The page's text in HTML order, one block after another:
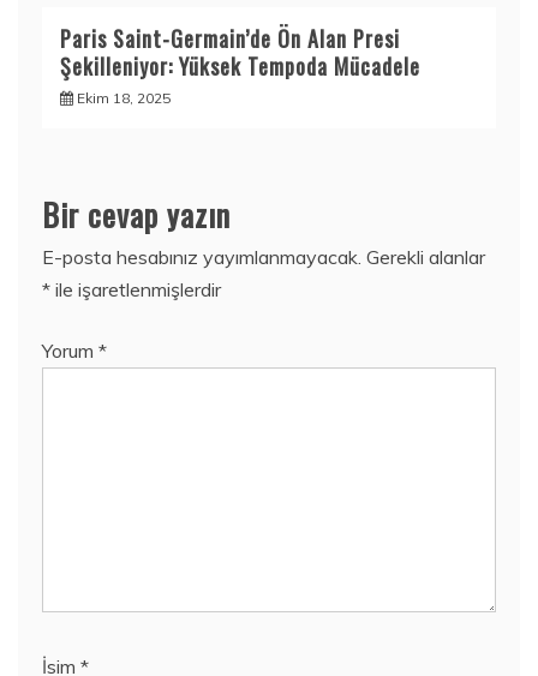
Paris Saint-Germain’de Ön Alan Presi
Şekilleniyor: Yüksek Tempoda Mücadele
Ekim 18, 2025
Bir cevap yazın
E-posta hesabınız yayımlanmayacak. Gerekli alanlar
* ile işaretlenmişlerdir
Yorum *
İsim *